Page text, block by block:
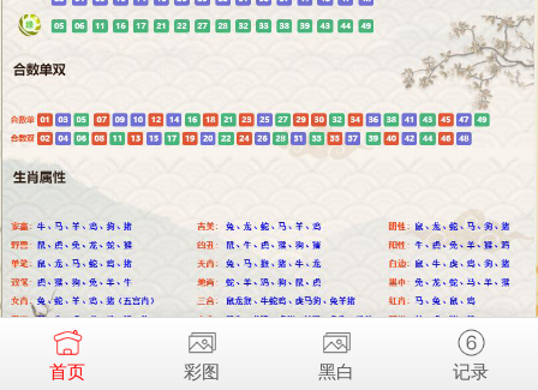
首页 彩图 黑白 记录